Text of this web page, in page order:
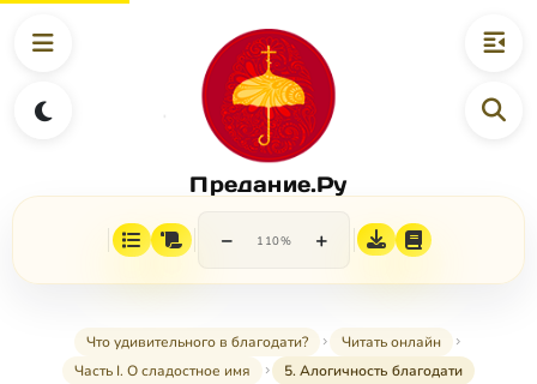
Предание.Ру
− 110% +
Что удивительного в благодати?
Читать онлайн
Часть I. О сладостное имя
5. Алогичность благодати